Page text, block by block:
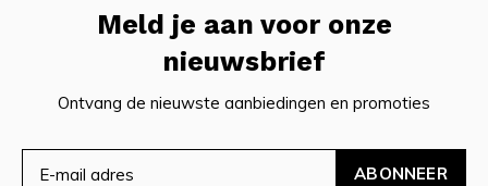
Meld je aan voor onze
nieuwsbrief
Ontvang de nieuwste aanbiedingen en promoties
ABONNEER